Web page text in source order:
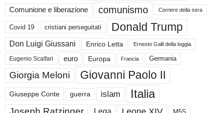
Comunione e liberazione comunismo Corriere della sera
Covid 19 cristiani perseguitati Donald Trump
Don Luigi Giussani Enrico Letta Ernesto Galli della loggia
Eugenio Scalfari euro Europa Francia Germania
Giorgia Meloni Giovanni Paolo II
Giuseppe Conte guerra islam Italia